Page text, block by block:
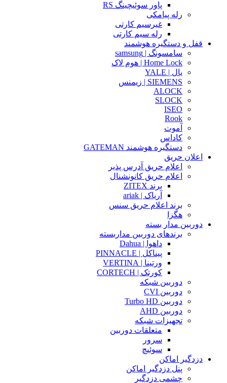
پاور سوئیچینگ RS
رله پیامکی
غیرسیم کارتی
رله سیم کارتی
قفل و دستگیره هوشمند
سامسونگ | samsung
Home Lock | هوم لاک
یال | YALE
SIEMENS | زیمنس
ALOCK
SLOCK
ISEO
Rook
آموت
کاداس
دستگیره هوشمند GATEMAN
اعلان حریق
اعلام حریق آدرس پذیر
اعلام حریق کانونشنال
برند ZITEX
آریاک | ariak
برند اعلام حریق سنس
هگزا
دوربین مدار بسته
برندهای دوربین مداربسته
داهوا | Dahua
پیناکل | PINNACLE
ورتینا | VERTINA
کورتک | CORTECH
دوربین شبکه
دوربین CVI
دوربین Turbo HD
دوربین AHD
تجهیزات شبکه
متعلقات دوربین
سرور
سوئیچ
دزدگیر اماکن
پنل دزدگیر اماکن
چشمی دزدگیر